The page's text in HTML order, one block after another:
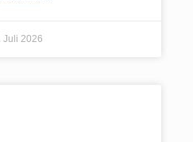
Juli 2026